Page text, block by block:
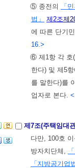
⑤ 종전의
「
법」
제2조제
에 따른 단기
16.>
⑥ 제1항 각 호
한다) 및 제5
를 말한다)를
업자로 본다.
제7조(주택임대
다만, 100호
방자치단체,
「지방공기업